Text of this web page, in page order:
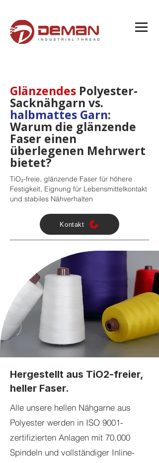
Glänzendes Polyester-
Sacknähgarn vs.
halbmattes Garn:
Warum die glänzende
Faser einen
überlegenen Mehrwert
bietet?
TiO₂-freie, glänzende Faser für höhere
Festigkeit, Eignung für Lebensmittelkontakt
und stabiles Nähverhalten
Kontakt
Hergestellt aus TiO2-freier,
heller Faser.
Alle unsere hellen Nähgarne aus
Polyester werden in ISO 9001-
zertifizierten Anlagen mit 70.000
Spindeln und vollständiger Inline-